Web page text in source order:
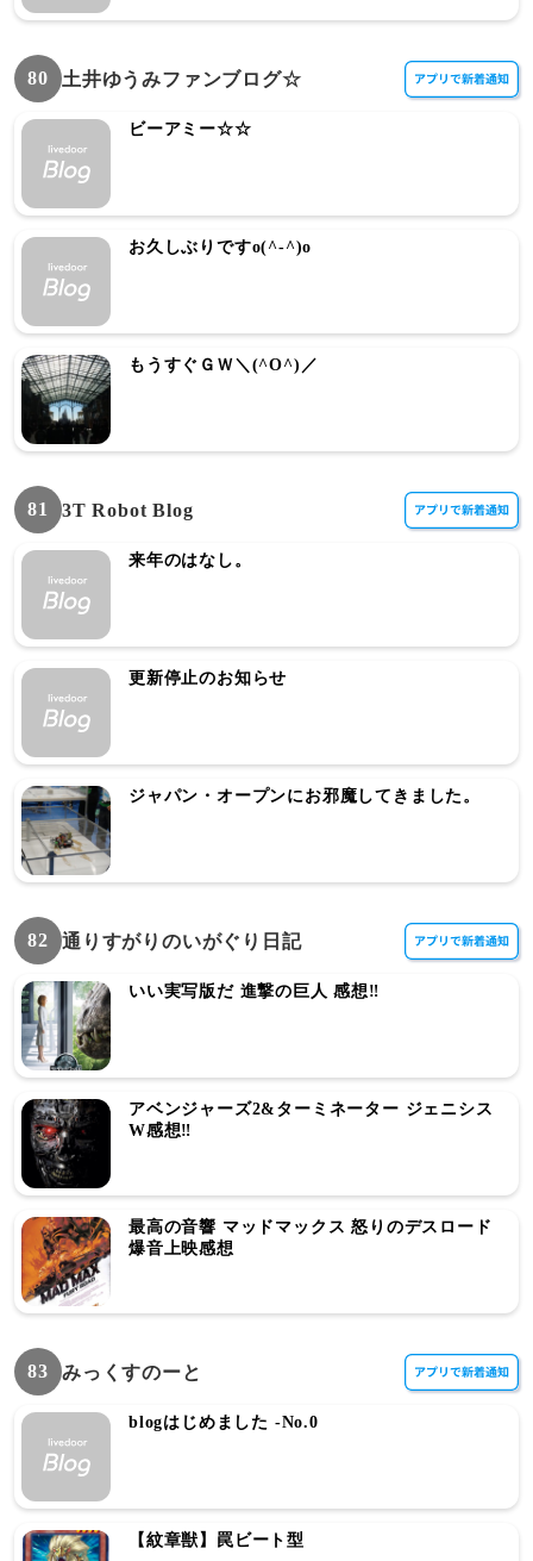
80 土井ゆうみファンブログ☆
ビーアミー☆☆
お久しぶりですo(^-^)o
もうすぐＧＷ＼(^O^)／
81 3T Robot Blog
来年のはなし。
更新停止のお知らせ
ジャパン・オープンにお邪魔してきました。
82 通りすがりのいがぐり日記
いい実写版だ 進撃の巨人 感想‼︎
アベンジャーズ2&ターミネーター ジェニシス
W感想‼︎
最高の音響 マッドマックス 怒りのデスロード
爆音上映感想
83 みっくすのーと
blogはじめました -No.0
【紋章獣】罠ビート型